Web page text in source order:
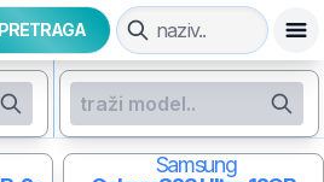
PRETRAGA
Samsung